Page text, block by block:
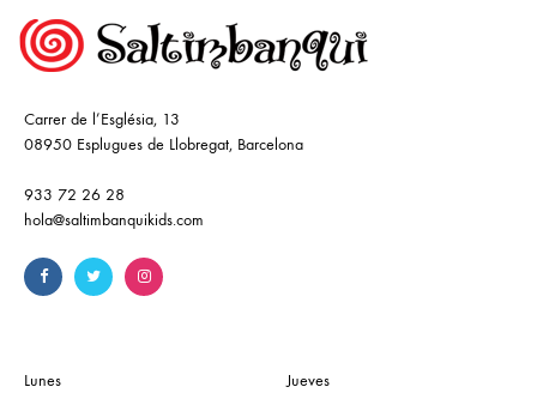
Carrer de l’Església, 13
08950 Esplugues de Llobregat, Barcelona
933 72 26 28
hola@saltimbanquikids.com
Lunes
Jueves